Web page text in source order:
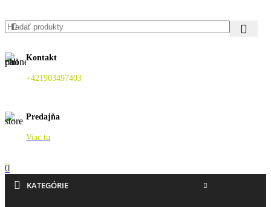
Kontakt
+421903497403
Predajňa
Viac tu
0
KATEGÓRIE